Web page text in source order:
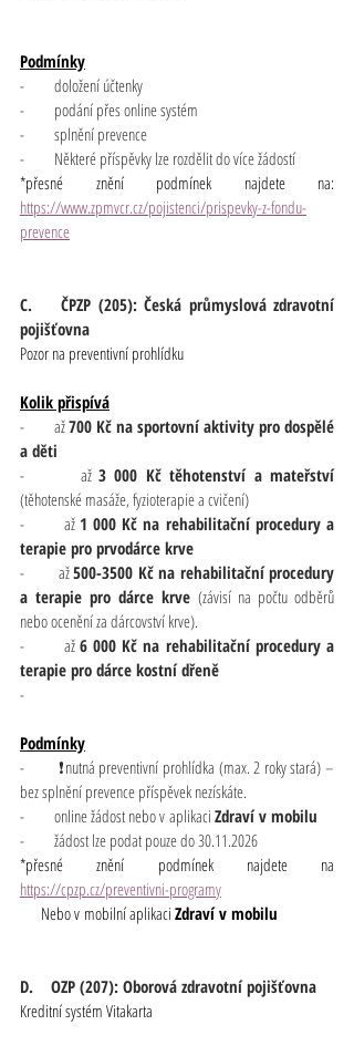
Podmínky
-       doložení účtenky
-       podání přes online systém
-       splnění prevence
-       Některé příspěvky lze rozdělit do více žádostí
https://www.zpmvcr.cz/pojistenci/prispevky-z-fondu-
prevence
C.    ČPZP (205): Česká průmyslová zdravotní
pojišťovna
Pozor na preventivní prohlídku
Kolik přispívá
-       až 700 Kč na sportovní aktivity pro dospělé
a děti
-       až 3 000 Kč těhotenství a mateřství
(těhotenské masáže, fyzioterapie a cvičení)
-       až 1 000 Kč na rehabilitační procedury a
terapie pro prvodárce krve
-       až 500-3500 Kč na rehabilitační procedury
a terapie pro dárce krve (závisí na počtu odběrů
nebo ocenění za dárcovství krve).
-       až 6 000 Kč na rehabilitační procedury a
terapie pro dárce kostní dřeně
-
Podmínky
-       ❗nutná preventivní prohlídka (max. 2 roky stará) –
bez splnění prevence příspěvek nezískáte.
-       online žádost nebo v aplikaci Zdraví v mobilu
-       žádost lze podat pouze do 30.11.2026
https://cpzp.cz/preventivni-programy
Nebo v mobilní aplikaci Zdraví v mobilu
D.    OZP (207): Oborová zdravotní pojišťovna
Kreditní systém Vitakarta